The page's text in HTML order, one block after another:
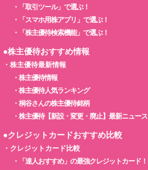
・
「取引ツール」で選ぶ！
・
「スマホ用株アプリ」で選ぶ！
・
「株主優待検索機能」で選ぶ！
●株主優待おすすめ情報
・ 株主優待最新情報
・ 株主優待情報
・ 株主優待人気ランキング
・ 桐谷さんの株主優待銘柄
・ 株主優待【新設・変更・廃止】最新ニュース
●クレジットカードおすすめ比較
・ クレジットカード比較
・
「達人おすすめ」の最強クレジットカード！